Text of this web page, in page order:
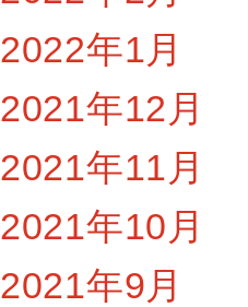
2022年1月
2021年12月
2021年11月
2021年10月
2021年9月